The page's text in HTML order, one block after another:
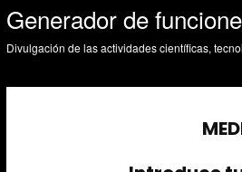
Generador de
Divulgación de las actividades científicas,